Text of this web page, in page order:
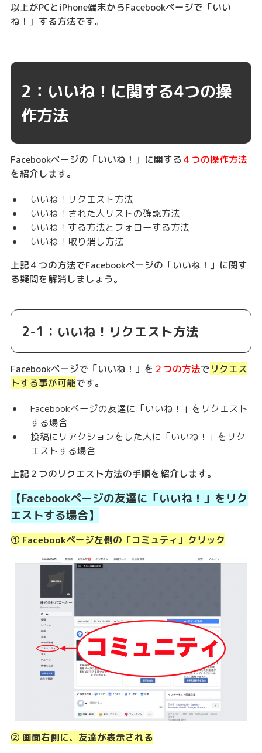
以上がPCとiPhone端末からFacebookページで「いい
ね！」する方法です。
2：いいね！に関する4つの操
作方法
Facebookページの「いいね！」に関する ４つの操作方法
を紹介します。
いいね！リクエスト方法
いいね！された人リストの確認方法
いいね！する方法とフォローする方法
いいね！取り消し方法
上記４つの方法でFacebookページの「いいね！」に関す
る疑問を解消しましょう。
2-1：いいね！リクエスト方法
Facebookページで「いいね！」を ２つの方法でリクエス
トする事が可能です。
Facebookページの友達に「いいね！」をリクエスト
する場合
投稿にリアクションをした人に「いいね！」をリク
エストする場合
上記２つのリクエスト方法の手順を紹介します。
【Facebookページの友達に「いいね！」をリク
エストする場合】
① Facebookページ左側の「コミュティ」クリック
② 画面右側に、友達が表示される